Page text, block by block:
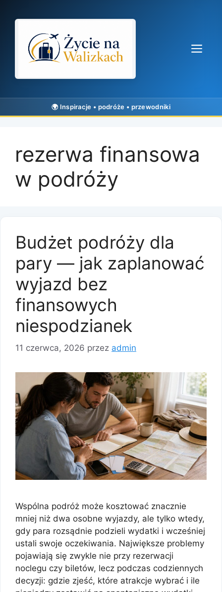
rezerwa finansowa
w podróży
Budżet podróży dla
pary — jak zaplanować
wyjazd bez
finansowych
niespodzianek
11 czerwca, 2026 przez admin
Wspólna podróż może kosztować znacznie
mniej niż dwa osobne wyjazdy, ale tylko wtedy,
gdy para rozsądnie podzieli wydatki i wcześniej
ustali swoje oczekiwania. Największe problemy
pojawiają się zwykle nie przy rezerwacji
noclegu czy biletów, lecz podczas codziennych
decyzji: gdzie zjeść, które atrakcje wybrać i ile